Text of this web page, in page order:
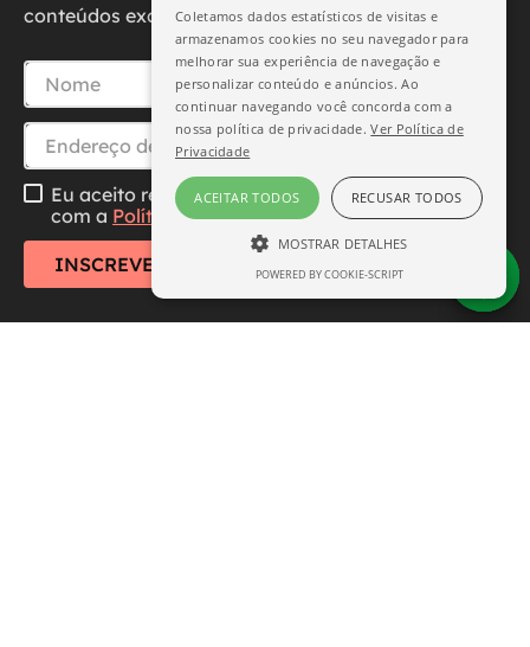
conteúdos exclusivos diretamente no seu e-mail.
Eu aceito receber essa newsletter, li e concordo
com a Política de Privacidade
INSCREVER-SE
Coletamos dados estatísticos de visitas e
armazenamos cookies no seu navegador para
melhorar sua experiência de navegação e
personalizar conteúdo e anúncios. Ao
continuar navegando você concorda com a
nossa política de privacidade.Ver Política de
Privacidade
ACEITAR TODOS RECUSAR TODOS
MOSTRAR DETALHES
ESTRITAMENTE NECESSÁRIO
POWERED BY COOKIE-SCRIPT